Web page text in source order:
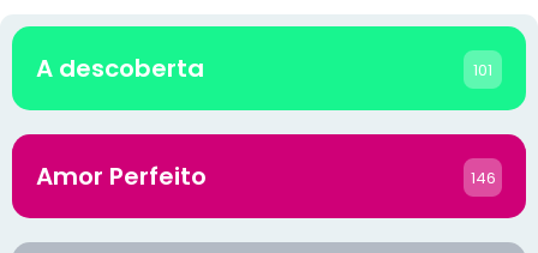
A descoberta 101
Amor Perfeito 146